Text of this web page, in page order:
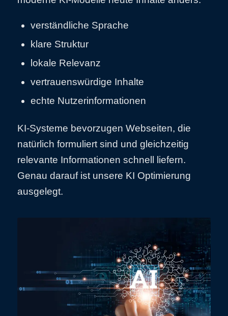
verständliche Sprache
klare Struktur
lokale Relevanz
vertrauenswürdige Inhalte
echte Nutzerinformationen
KI-Systeme bevorzugen Webseiten, die
natürlich formuliert sind und gleichzeitig
relevante Informationen schnell liefern.
Genau darauf ist unsere KI Optimierung
ausgelegt.